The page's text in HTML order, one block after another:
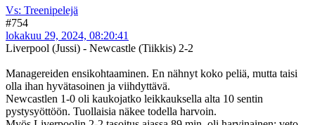
Vs: Treenipelejä
#754
lokakuu 29, 2024, 08:20:41
Liverpool (Jussi) - Newcastle (Tiikkis) 2-2
Managereiden ensikohtaaminen. En nähnyt koko peliä, mutta taisi
olla ihan hyvätasoinen ja viihdyttävä.
Newcastlen 1-0 oli kaukojatko leikkauksella alta 10 sentin
pystysyöttöön. Tuollaisia näkee todella harvoin.